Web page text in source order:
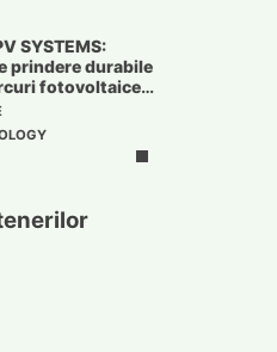
SYSTEMS:
prindere durabile
fotovoltaice